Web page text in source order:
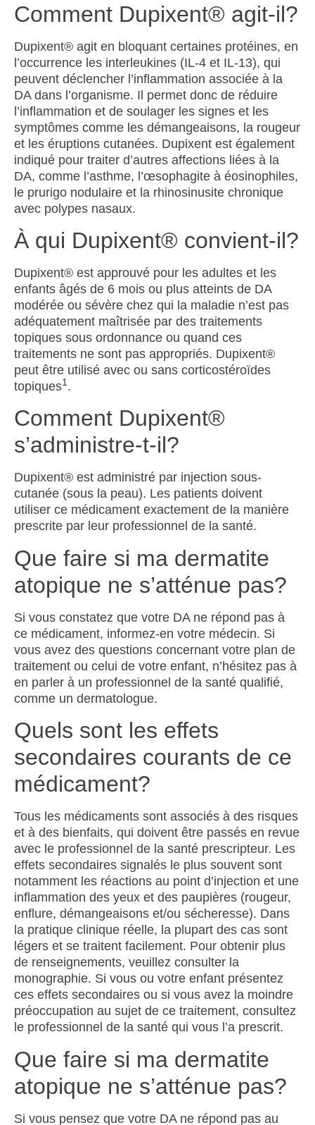
Comment Dupixent® agit-il?
Dupixent® agit en bloquant certaines protéines, en
l’occurrence les interleukines (IL-4 et IL-13), qui
peuvent déclencher l’inflammation associée à la
DA dans l’organisme. Il permet donc de réduire
l’inflammation et de soulager les signes et les
symptômes comme les démangeaisons, la rougeur
et les éruptions cutanées. Dupixent est également
indiqué pour traiter d’autres affections liées à la
DA, comme l’asthme, l’œsophagite à éosinophiles,
le prurigo nodulaire et la rhinosinusite chronique
avec polypes nasaux.
À qui Dupixent® convient-il?
Dupixent® est approuvé pour les adultes et les
enfants âgés de 6 mois ou plus atteints de DA
modérée ou sévère chez qui la maladie n’est pas
adéquatement maîtrisée par des traitements
topiques sous ordonnance ou quand ces
traitements ne sont pas appropriés. Dupixent®
peut être utilisé avec ou sans corticostéroïdes
topiques1.
Comment Dupixent®
s’administre-t-il?
Dupixent® est administré par injection sous-
cutanée (sous la peau). Les patients doivent
utiliser ce médicament exactement de la manière
prescrite par leur professionnel de la santé.
Que faire si ma dermatite
atopique ne s’atténue pas?
Si vous constatez que votre DA ne répond pas à
ce médicament, informez-en votre médecin. Si
vous avez des questions concernant votre plan de
traitement ou celui de votre enfant, n’hésitez pas à
en parler à un professionnel de la santé qualifié,
comme un dermatologue.
Quels sont les effets
secondaires courants de ce
médicament?
Tous les médicaments sont associés à des risques
et à des bienfaits, qui doivent être passés en revue
avec le professionnel de la santé prescripteur. Les
effets secondaires signalés le plus souvent sont
notamment les réactions au point d’injection et une
inflammation des yeux et des paupières (rougeur,
enflure, démangeaisons et/ou sécheresse). Dans
la pratique clinique réelle, la plupart des cas sont
légers et se traitent facilement. Pour obtenir plus
de renseignements, veuillez consulter la
monographie. Si vous ou votre enfant présentez
ces effets secondaires ou si vous avez la moindre
préoccupation au sujet de ce traitement, consultez
le professionnel de la santé qui vous l’a prescrit.
Que faire si ma dermatite
atopique ne s’atténue pas?
Si vous pensez que votre DA ne répond pas au